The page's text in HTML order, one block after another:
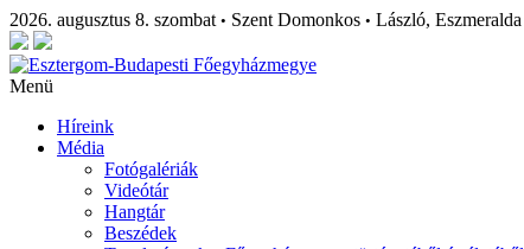
2026. augusztus 8. szombat • Szent Domonkos • László, Eszmeralda
Menü
Híreink
Média
Fotógalériák
Videótár
Hangtár
Beszédek